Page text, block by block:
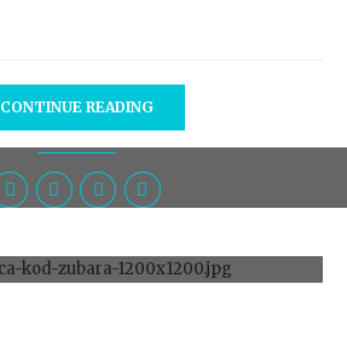
CONTINUE READING